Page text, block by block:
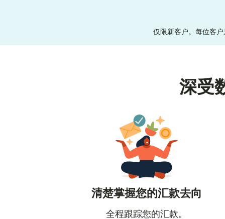
仅限新客户。每位客
深受
清楚掌握您的汇款去向
全程跟踪您的汇款。